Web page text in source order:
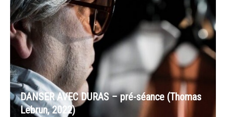
DANSER AVEC DURAS – pré-séance (Thomas
Lebrun, 2022)